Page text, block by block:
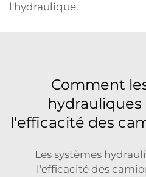
l'hydraulique.
Comment
l'efficacité des
Les systèmes
l'efficacité des